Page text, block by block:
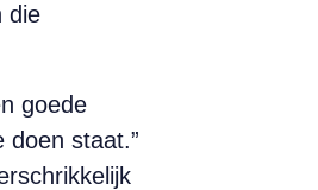
die
goede
doen staat.”